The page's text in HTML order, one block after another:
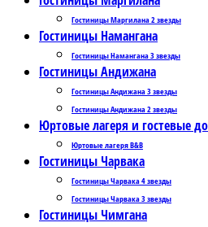
Гостиницы Маргилана 2 звезды
Гостиницы Намангана
Гостиницы Намангана 3 звезды
Гостиницы Андижана
Гостиницы Андижана 3 звезды
Гостиницы Андижана 2 звезды
Юртовые лагеря и гостевые
Юртовые лагеря B&B
Гостиницы Чарвака
Гостиницы Чарвака 4 звезды
Гостиницы Чарвака 3 звезды
Гостиницы Чимгана